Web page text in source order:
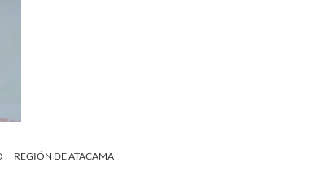
REGIÓN DE ATACAMA